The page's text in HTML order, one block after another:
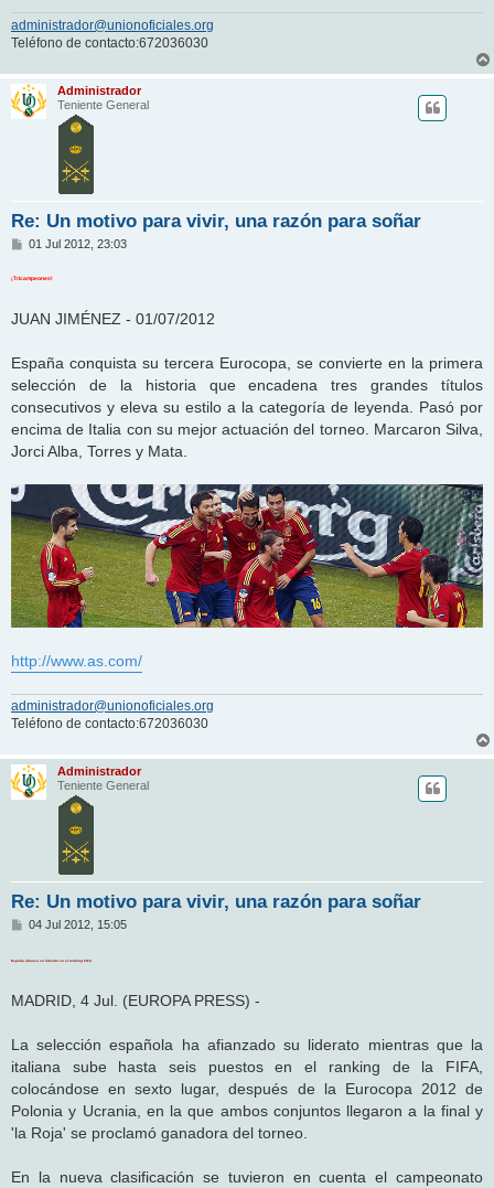
administrador@unionoficiales.org
Teléfono de contacto:672036030
Administrador
Teniente General
Re: Un motivo para vivir, una razón para soñar
M
e
01 Jul 2012, 23:03
¡Tricampeones!
JUAN JIMÉNEZ - 01/07/2012
España conquista su tercera Eurocopa, se convierte en la primera
selección de la historia que encadena tres grandes títulos
consecutivos y eleva su estilo a la categoría de leyenda. Pasó por
encima de Italia con su mejor actuación del torneo. Marcaron Silva,
Jorci Alba, Torres y Mata.
http://www.as.com/
administrador@unionoficiales.org
Teléfono de contacto:672036030
Administrador
Teniente General
Re: Un motivo para vivir, una razón para soñar
M
s
e
04 Jul 2012, 15:05
España afianza su liderato en el ranking FIFA
MADRID, 4 Jul. (EUROPA PRESS) -
La selección española ha afianzado su liderato mientras que la
italiana sube hasta seis puestos en el ranking de la FIFA,
colocándose en sexto lugar, después de la Eurocopa 2012 de
Polonia y Ucrania, en la que ambos conjuntos llegaron a la final y
'la Roja' se proclamó ganadora del torneo.
En la nueva clasificación se tuvieron en cuenta el campeonato